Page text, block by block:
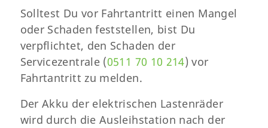
Solltest Du vor Fahrtantritt einen Mangel
oder Schaden feststellen, bist Du
verpflichtet, den Schaden der
Servicezentrale (0511 70 10 214) vor
Fahrtantritt zu melden.
Der Akku der elektrischen Lastenräder
wird durch die Ausleihstation nach der